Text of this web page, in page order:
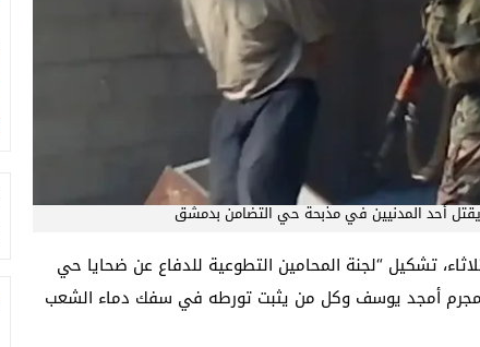
أحد المدنيين في مذبحة حي التضامن بدمشق
تشكيل “لجنة المحامين ‏التطوعية للدفاع عن ضحايا حي
أمجد يوسف وكل من يثبت تورطه في سفك دماء الشعب